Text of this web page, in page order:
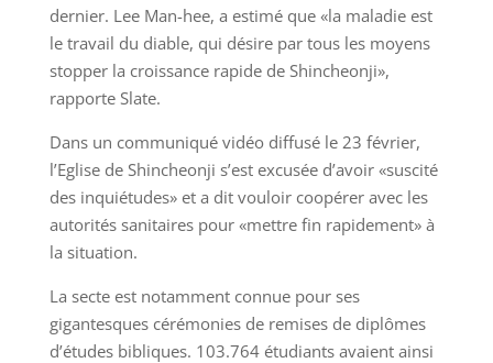
dernier. Lee Man-hee, a estimé que «la maladie est
le travail du diable, qui désire par tous les moyens
stopper la croissance rapide de Shincheonji»,
rapporte Slate.
Dans un communiqué vidéo diffusé le 23 février,
l’Eglise de Shincheonji s’est excusée d’avoir «suscité
des inquiétudes» et a dit vouloir coopérer avec les
autorités sanitaires pour «mettre fin rapidement» à
la situation.
La secte est notamment connue pour ses
gigantesques cérémonies de remises de diplômes
d’études bibliques. 103.764 étudiants avaient ainsi